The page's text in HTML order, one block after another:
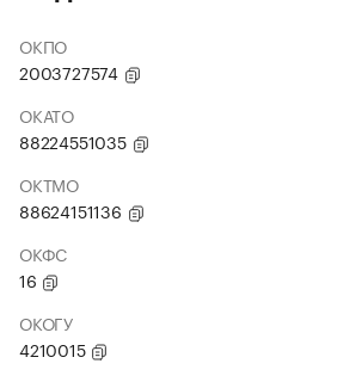
ОКПО
2003727574
ОКАТО
88224551035
ОКТМО
88624151136
ОКФС
16
ОКОГУ
4210015